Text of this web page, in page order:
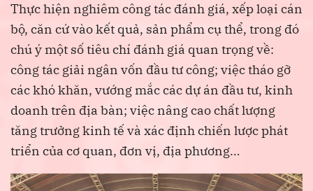
Thực hiện nghiêm công tác đánh giá, xếp loại cán
bộ, căn cứ vào kết quả, sản phẩm cụ thể, trong đó
chú ý một số tiêu chí đánh giá quan trọng về:
công tác giải ngân vốn đầu tư công; việc tháo gỡ
các khó khăn, vướng mắc các dự án đầu tư, kinh
doanh trên địa bàn; việc nâng cao chất lượng
tăng trưởng kinh tế và xác định chiến lược phát
triển của cơ quan, đơn vị, địa phương…